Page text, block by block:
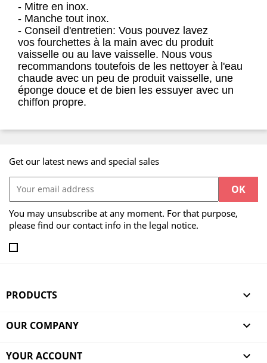
- Mitre en inox.
- Manche tout inox.
- Conseil d'entretien: Vous pouvez lavez
vos fourchettes à la main avec du produit
vaisselle ou au lave vaisselle. Nous vous
recommandons toutefois de les nettoyer à l'eau
chaude avec un peu de produit vaisselle, une
éponge douce et de bien les essuyer avec un
chiffon propre.
Get our latest news and special sales
You may unsubscribe at any moment. For that purpose,
please find our contact info in the legal notice.
PRODUCTS 
OUR COMPANY 
YOUR ACCOUNT 